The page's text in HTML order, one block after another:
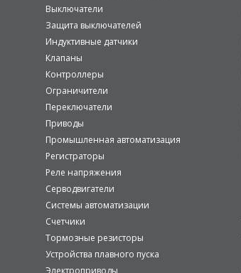
Выключатели
Защита выключателей
Индуктивные датчики
Клапаны
Контроллеры
Ограничители
Переключатели
Приводы
Промышленная автоматизация
Регистраторы
Реле напряжения
Серводвигатели
Системы автоматизации
Счетчики
Тормозные резисторы
Устройства плавного пуска
Электроприводы